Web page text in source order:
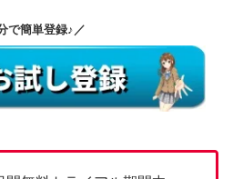
で簡単登録♪／